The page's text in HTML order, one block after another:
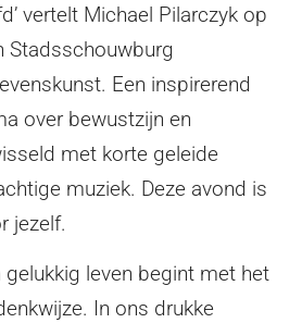
vertelt Michael Pilarczyk op
Stadsschouwburg
Een inspirerend
over bewustzijn en
met korte geleide
muziek. Deze avond is
jezelf.
gelukkig leven begint met het
In ons drukke